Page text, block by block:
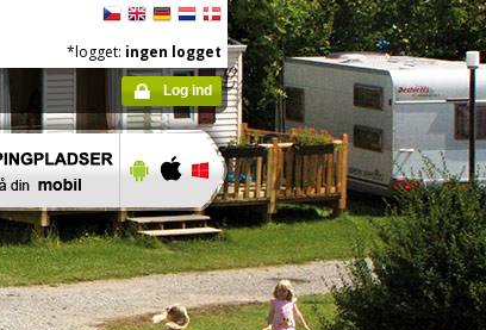
*logget: ingen logget
Log ind